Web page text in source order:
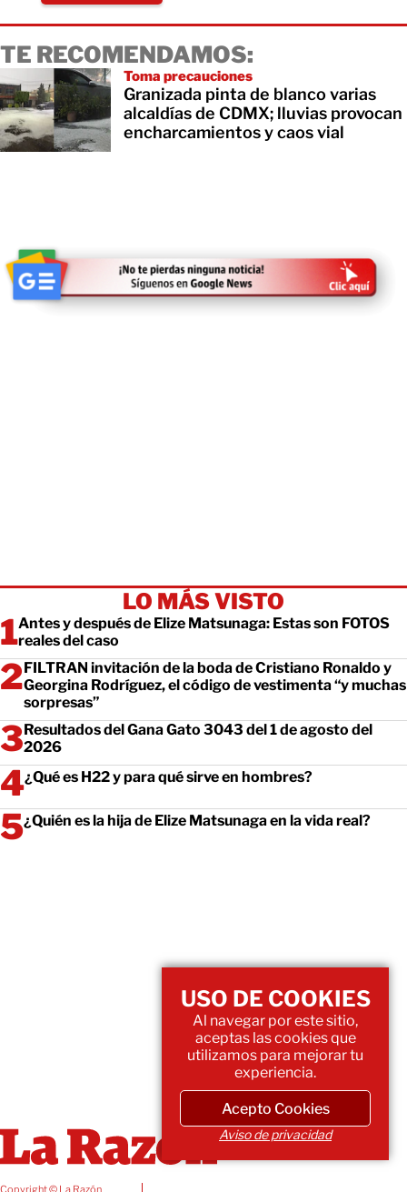
TE RECOMENDAMOS:
Toma precauciones
Granizada pinta de blanco varias
alcaldías de CDMX; lluvias provocan
encharcamientos y caos vial
LO MÁS VISTO
Antes y después de Elize Matsunaga: Estas son FOTOS
reales del caso
FILTRAN invitación de la boda de Cristiano Ronaldo y
Georgina Rodríguez, el código de vestimenta “y muchas
sorpresas”
Resultados del Gana Gato 3043 del 1 de agosto del
2026
¿Qué es H22 y para qué sirve en hombres?
¿Quién es la hija de Elize Matsunaga en la vida real?
USO DE COOKIES
Al navegar por este sitio,
aceptas las cookies que
utilizamos para mejorar tu
experiencia.
Acepto Cookies
Aviso de privacidad